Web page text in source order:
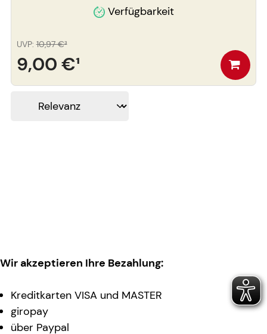
Verfügbarkeit
9,00 €¹
UVP: 10,97 €³
Wir akzeptieren Ihre Bezahlung:
Kreditkarten VISA und MASTER
giropay
über Paypal